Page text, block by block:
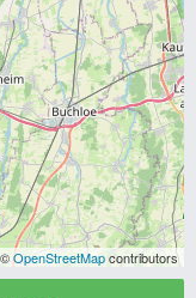
OpenStreetMapcontributors